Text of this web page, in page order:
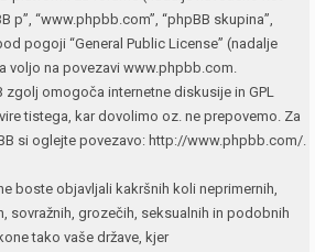
p”, “www.phpbb.com”, “phpBB skupina”,
pogoji “General Public License” (nadalje
voljo na povezavi www.phpbb.com.
zgolj omogoča internetne diskusije in GPL
tistega, kar dovolimo oz. ne prepovemo. Za
si oglejte povezavo: http://www.phpbb.com/.
boste objavljali kakršnih koli neprimernih,
sovražnih, grozečih, seksualnih in podobnih
tako vaše države, kjer